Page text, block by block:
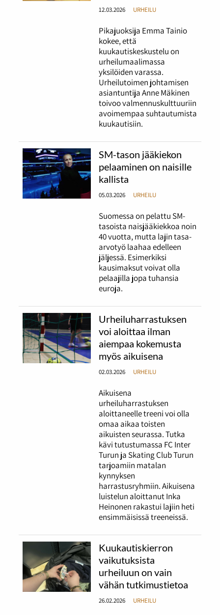
12.03.2026 URHEILU
Pikajuoksija Emma Tainio
kokee, että
kuukautiskeskustelu on
urheilumaalimassa
yksilöiden varassa.
Urheilutoimen johtamisen
asiantuntija Anne Mäkinen
toivoo valmennuskulttuuriin
avoimempaa suhtautumista
kuukautisiin.
SM-tason jääkiekon
pelaaminen on naisille
kallista
05.03.2026 URHEILU
Suomessa on pelattu SM-
tasoista naisjääkiekkoa noin
40 vuotta, mutta lajin tasa-
arvotyö laahaa edelleen
jäljessä. Esimerkiksi
kausimaksut voivat olla
pelaajilla jopa tuhansia
euroja.
Urheiluharrastuksen
voi aloittaa ilman
aiempaa kokemusta
myös aikuisena
02.03.2026 URHEILU
Aikuisena
urheiluharrastuksen
aloittaneelle treeni voi olla
omaa aikaa toisten
aikuisten seurassa. Tutka
kävi tutustumassa FC Inter
Turun ja Skating Club Turun
tarjoamiin matalan
kynnyksen
harrastusryhmiin. Aikuisena
luistelun aloittanut Inka
Heinonen rakastui lajiin heti
ensimmäisissä treeneissä.
Kuukautiskierron
vaikutuksista
urheiluun on vain
vähän tutkimustietoa
26.02.2026 URHEILU